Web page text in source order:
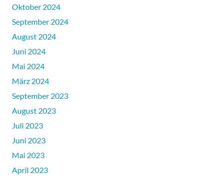
Oktober 2024
September 2024
August 2024
Juni 2024
Mai 2024
März 2024
September 2023
August 2023
Juli 2023
Juni 2023
Mai 2023
April 2023